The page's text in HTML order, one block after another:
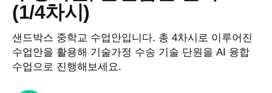
(1/4차시)
샌드박스 중학교 수업안입니다. 총 4차시로 이루어진
수업안을 활용해 기술가정 수송 기술 단원을 AI 융합
수업으로 진행해보세요.